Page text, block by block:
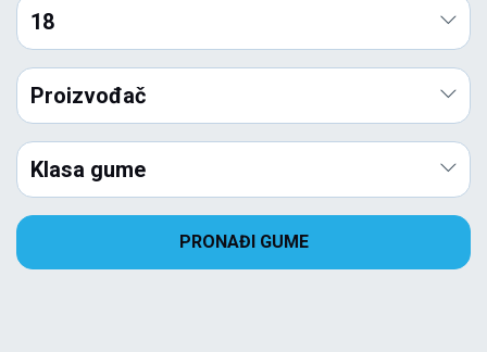
18
Proizvođač
Klasa gume
PRONAĐI GUME